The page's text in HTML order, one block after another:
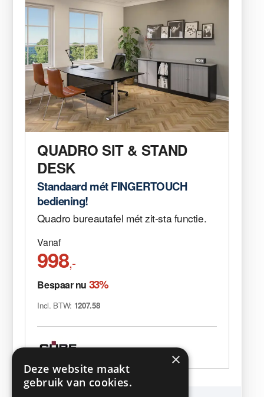
QUADRO SIT & STAND
DESK
Standaard mét FINGERTOUCH
bediening!
Quadro bureautafel mét zit-sta functie.
Vanaf
998,-
Bespaar nu 33%
Incl. BTW: 1207.58
×
Deze website maakt
gebruik van cookies.